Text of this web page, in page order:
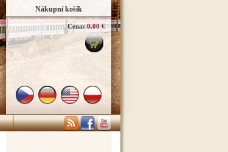
Nákupní košík
Cena: 0.00 €